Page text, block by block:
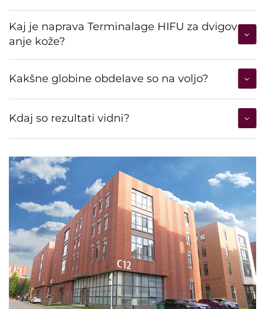
Kaj je naprava Terminalage HIFU za dvigov
anje kože?
Kakšne globine obdelave so na voljo?
Kdaj so rezultati vidni?